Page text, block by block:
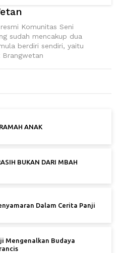
Komunitas Seni
sudah mencakup dua
berdiri sendiri, yaitu
Brangwetan
ANAK
BUKAN DARI MBAH
Dalam Cerita Panji
Mengenalkan Budaya